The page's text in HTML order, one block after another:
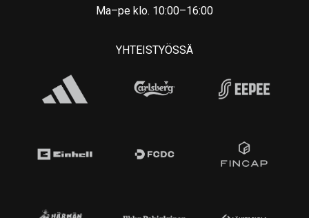
Ma–pe klo. 10:00–16:00
YHTEISTYÖSSÄ